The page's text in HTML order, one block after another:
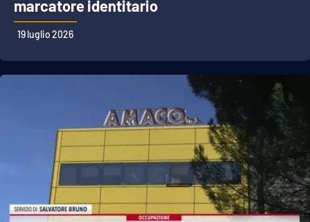
marcatore identitario
19 luglio 2026